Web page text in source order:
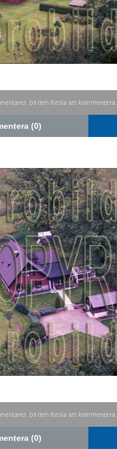
bli den första att kommentera.
(0)
bli den första att kommentera.
(0)